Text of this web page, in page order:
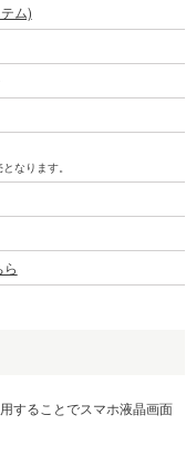
ム)
なります。
ら
することでスマホ液晶画面